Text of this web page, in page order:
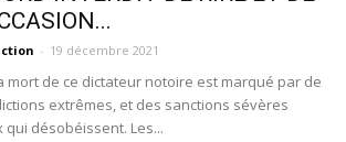
- 19 décembre 2021
mort de ce dictateur notoire est marqué par de
extrêmes, et des sanctions sévères
qui désobéissent. Les...